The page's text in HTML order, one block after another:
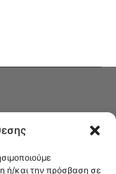
ή/και την πρόσβαση σε